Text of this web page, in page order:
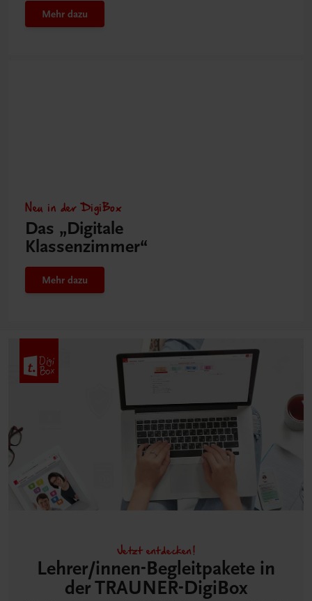
Mehr dazu
Neu in der DigiBox
Das „Digitale
Klassenzimmer“
Mehr dazu
Jetzt entdecken!
Lehrer/innen-Begleitpakete in
der TRAUNER-DigiBox